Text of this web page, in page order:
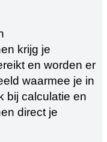
krijg je
en worden er
waarmee je in
bij calculatie en
direct je